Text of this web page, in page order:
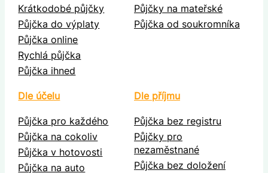
Krátkodobé půjčky
Půjčka do výplaty
Půjčka online
Rychlá půjčka
Půjčka ihned
Půjčky na mateřské
Půjčka od soukromníka
Dle účelu
Půjčka pro každého
Půjčka na cokoliv
Půjčka v hotovosti
Půjčka na auto
Dle příjmu
Půjčka bez registru
Půjčky pro
nezaměstnané
Půjčka bez doložení